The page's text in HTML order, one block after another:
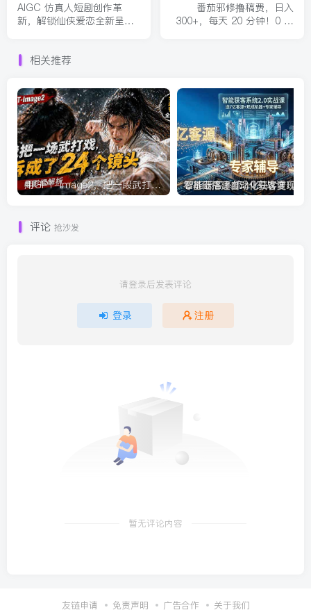
AIGC 仿真人短剧创作革
新，解锁仙侠爱恋全新呈
番茄邪修撸稿费，日入
300+，每天 20 分钟！0 门
相关推荐
用GPT-Image2，把一段武打对决拆成24个连续镜头，从人物建立、动作衔接、运镜节奏，到情绪爆发
评论 抢沙发
请登录后发表评论
登录 注册
暂无评论内容
友链申请 免责声明 广告合作 关于我们